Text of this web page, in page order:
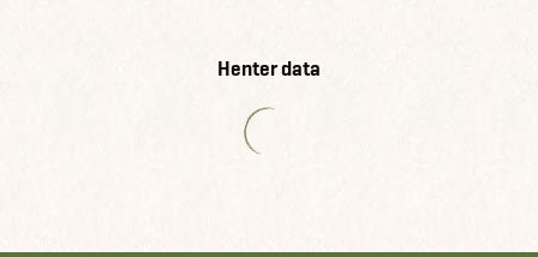
Henter data